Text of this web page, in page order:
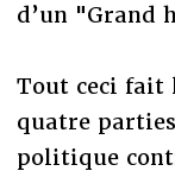
d’un "Grand
Tout ceci fait
quatre
politique